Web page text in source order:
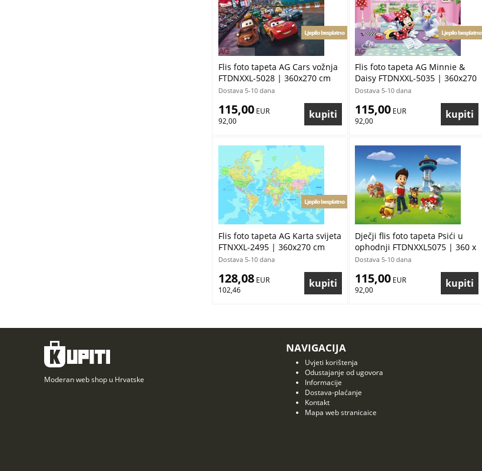
Flis foto tapeta AG Cars vožnja
FTDNXXL-5028 | 360x270 cm
Ljepilo besplatno
Dostava 5-10 dana
115,00 EUR
92,00
Flis foto tapeta AG Minnie &
Daisy FTDNXXL-5035 | 360x270
cm
Ljepilo besplatno
Dostava 5-10 dana
115,00 EUR
92,00
Flis foto tapeta AG Karta svijeta
FTNXXL-2495 | 360x270 cm
Ljepilo besplatno
Dostava 5-10 dana
128,08 EUR
102,46
Dječji flis foto tapeta Psići u
ophodnji FTDNXXL5075 | 360 x
270 cm
Dostava 5-10 dana
115,00 EUR
92,00
Moderan web shop u Hrvatske
NAVIGACIJA
Uvjeti korištenja
Odustajanje od ugovora
Informacije
Dostava-plaćanje
Kontakt
Mapa web stranicaice